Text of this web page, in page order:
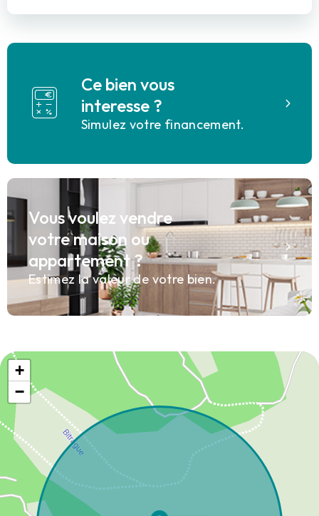
Ce bien vous
interesse ?
Simulez votre financement.
Vous voulez vendre
votre maison ou
appartement ?
Estimez la valeur de votre bien.
+
−